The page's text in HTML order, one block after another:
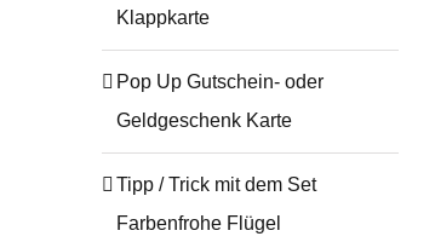
Klappkarte
Pop Up Gutschein- oder
Geldgeschenk Karte
Tipp / Trick mit dem Set
Farbenfrohe Flügel